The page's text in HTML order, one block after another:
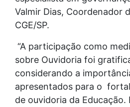
Valmir Dias, Coordenador
CGE/SP.
“A participação como
sobre Ouvidoria foi
considerando a
apresentados para o
de ouvidoria da Educação.